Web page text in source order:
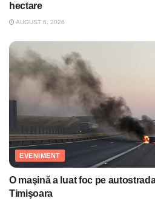
hectare
AUGUST 6, 2026
EVENIMENT
O maşină a luat foc pe
Timişoara